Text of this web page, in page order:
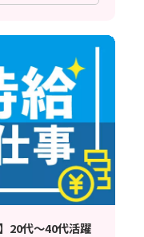
20代〜40代活躍